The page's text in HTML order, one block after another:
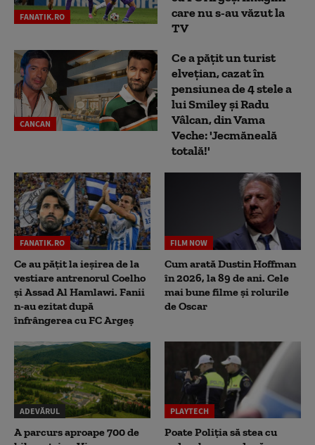
FANATIK.RO
care nu s-au văzut la
TV
CANCAN
Ce a pățit un turist
elvețian, cazat în
pensiunea de 4 stele a
lui Smiley și Radu
Vâlcan, din Vama
Veche: 'Jecmăneală
totală!'
FANATIK.RO
Ce au pățit la ieșirea de la
vestiare antrenorul Coelho
și Assad Al Hamlawi. Fanii
n-au ezitat după
înfrângerea cu FC Argeș
FILM NOW
Cum arată Dustin Hoffman
în 2026, la 89 de ani. Cele
mai bune filme și rolurile
de Oscar
ADEVĂRUL
A parcurs aproape 700 de
PLAYTECH
Poate Poliția să stea cu